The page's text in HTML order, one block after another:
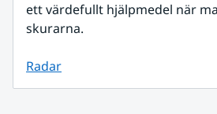
ett värdefullt hjälpmedel när
skurarna.
Radar